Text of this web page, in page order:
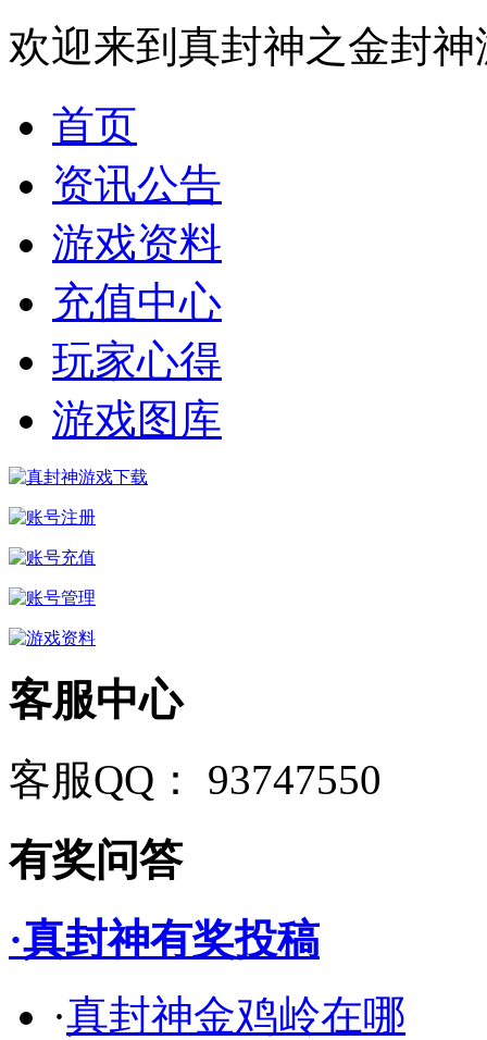
欢迎来到真封神之金封
首页
资讯公告
游戏资料
充值中心
玩家心得
游戏图库
客服中心
客服QQ： 93747550
有奖问答
·真封神有奖投稿
·真封神金鸡岭在哪